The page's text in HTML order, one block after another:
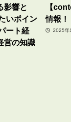
影響と
いポイン
ート経
営の知識
【
情報！
2025年